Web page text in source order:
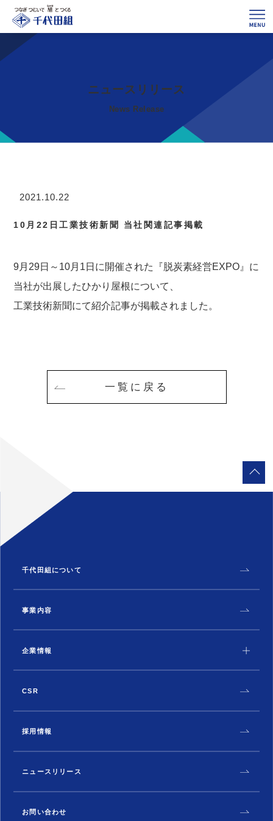
ニュースリリース
News Release
10月22日工業技術新聞 当社関連記事掲載
9月29日～10月1日に開催された『脱炭素経営EXPO』に
当社が出展したひかり屋根について、
工業技術新聞にて紹介記事が掲載されました。
一覧に戻る
千代田組について
事業内容
企業情報
CSR
採用情報
ニュースリリース
お問い合わせ